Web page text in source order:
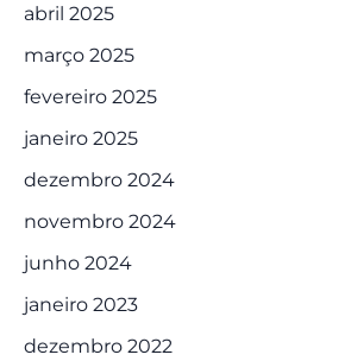
abril 2025
março 2025
fevereiro 2025
janeiro 2025
dezembro 2024
novembro 2024
junho 2024
janeiro 2023
dezembro 2022